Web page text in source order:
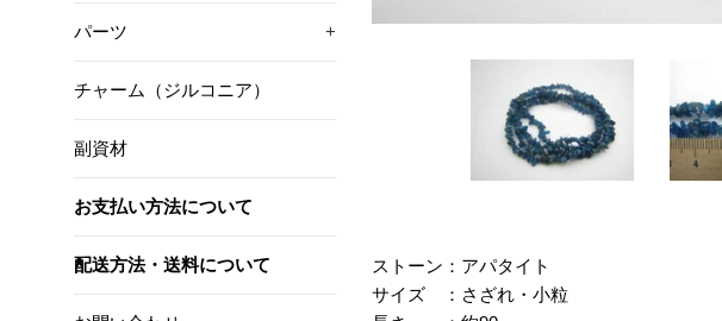
パーツ +
チャーム（ジルコニア）
副資材
お支払い方法について
配送方法・送料について
ストーン：アパタイト
サイズ ：さざれ・小粒